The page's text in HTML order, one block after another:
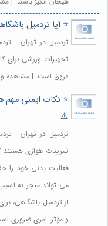
⭐️ آیا تردمیل
تردمیل در تهران -
تجهیزات ورزشی برای
عروق است. | مشاهده
⭐️ نکات ایمنی مهم
⚠️
تردمیل در تهران -
تمرینات هوازی هستند
فعالیت بدنی خود را
می تواند منجر به
از تردمیل باشگاهی،
و مؤثر، امری ضروری